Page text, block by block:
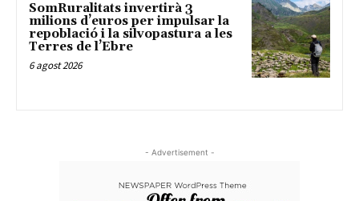
SomRuralitats invertirà 3
milions d’euros per impulsar la
repoblació i la silvopastura a les
Terres de l’Ebre
6 agost 2026
- Advertisement -